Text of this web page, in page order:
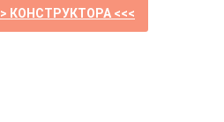
КОНСТРУКТОРА <<<